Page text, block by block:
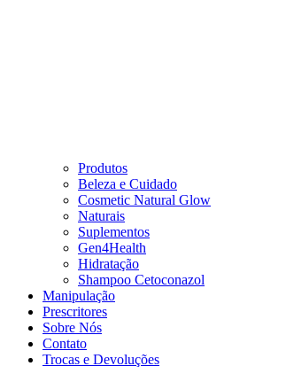
Produtos
Beleza e Cuidado
Cosmetic Natural Glow
Naturais
Suplementos
Gen4Health
Hidratação
Shampoo Cetoconazol
Manipulação
Prescritores
Sobre Nós
Contato
Trocas e Devoluções